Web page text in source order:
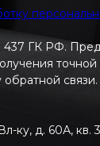
437 ГК РФ.
обратной связи.
ку, д. 60А, кв.